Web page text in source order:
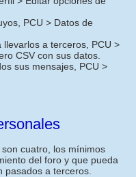
PCU > Datos de
a terceros, PCU >
CSV con sus datos.
sus mensajes, PCU >
cuatro, los mínimos
del foro y que pueda
pasados a terceros.